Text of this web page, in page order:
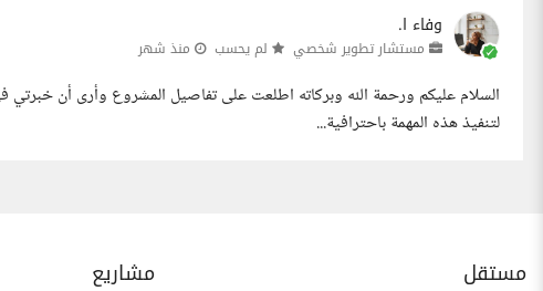
وفاء ا.
مستشار تطوير شخصي لم يحسب منذ شهر
السلام عليكم ورحمة الله وبركاته اطلعت على تفاصيل المشروع وأرى أن خبرتي
لتنفيذ هذه المهمة باحترافية...
مستقل مشاريع